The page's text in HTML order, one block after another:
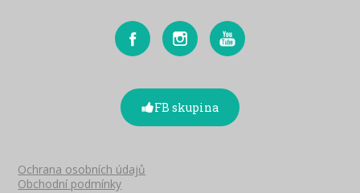
FB skupina
Ochrana osobních údajů
Obchodní podmínky